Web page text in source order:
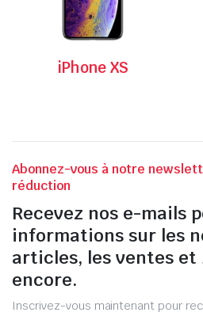
iPhone XS
Abonnez-vous à notre
réduction
Recevez nos e-mails
informations sur les
articles, les ventes et
encore.
Inscrivez-vous maintenant pour